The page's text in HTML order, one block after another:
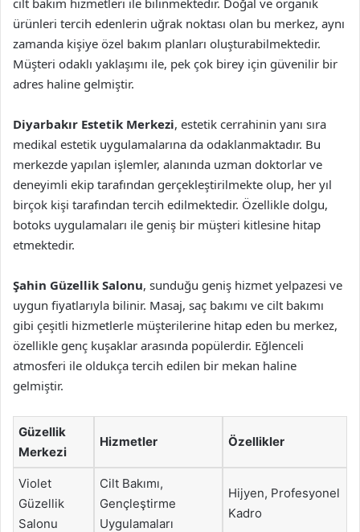
cilt bakım hizmetleri ile bilinmektedir. Doğal ve organik
ürünleri tercih edenlerin uğrak noktası olan bu merkez, aynı
zamanda kişiye özel bakım planları oluşturabilmektedir.
Müşteri odaklı yaklaşımı ile, pek çok birey için güvenilir bir
adres haline gelmiştir.
Diyarbakır Estetik Merkezi, estetik cerrahinin yanı sıra
medikal estetik uygulamalarına da odaklanmaktadır. Bu
merkezde yapılan işlemler, alanında uzman doktorlar ve
deneyimli ekip tarafından gerçekleştirilmekte olup, her yıl
birçok kişi tarafından tercih edilmektedir. Özellikle dolgu,
botoks uygulamaları ile geniş bir müşteri kitlesine hitap
etmektedir.
Şahin Güzellik Salonu, sunduğu geniş hizmet yelpazesi ve
uygun fiyatlarıyla bilinir. Masaj, saç bakımı ve cilt bakımı
gibi çeşitli hizmetlerle müşterilerine hitap eden bu merkez,
özellikle genç kuşaklar arasında popülerdir. Eğlenceli
atmosferi ile oldukça tercih edilen bir mekan haline
gelmiştir.
Güzellik
Merkezi
Hizmetler Özellikler
Violet
Güzellik
Salonu
Cilt Bakımı,
Gençleştirme
Uygulamaları
Hijyen, Profesyonel
Kadro